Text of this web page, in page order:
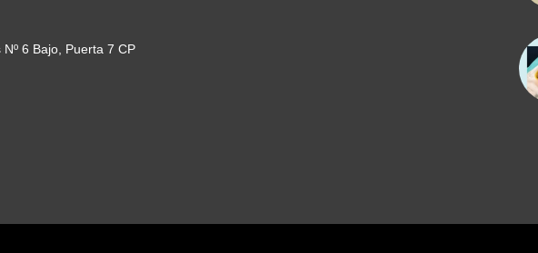
6 Bajo, Puerta 7 CP